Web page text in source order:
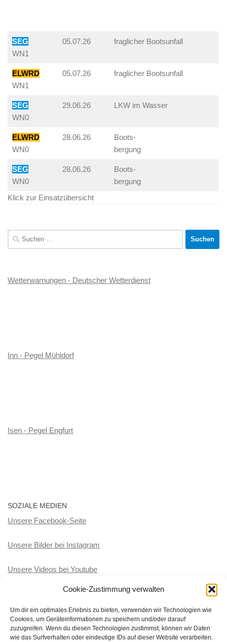
Cookie-Zustimmung verwalten
Um dir ein optimales Erlebnis zu bieten, verwenden wir Technologien wie
Cookies, um Geräteinformationen zu speichern und/oder darauf
zuzugreifen. Wenn du diesen Technologien zustimmst, können wir Daten
wie das Surfverhalten oder eindeutige IDs auf dieser Website verarbeiten.
SEG
WN1
05.07.26 fraglicher Bootsunfall
ELWRD
WN1
05.07.26 fraglicher Bootsunfall
SEG
WN0
29.06.26 LKW im Wasser
ELWRD
WN0
28.06.26
Boots-
bergung
SEG
WN0
28.06.26
Boots-
bergung
Klick zur Einsatzübersicht
Suchen
nach:
Wetterwarnungen - Deutscher Wetterdienst
Inn - Pegel Mühldorf
Isen - Pegel Engfurt
SOZIALE MEDIEN
Unsere Facebook-Seite
Unsere Bilder bei Instagram
Unsere Videos bei Youtube
KATEGORIEN
Kategorien